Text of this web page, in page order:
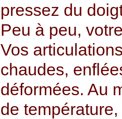
pressez du
Peu à peu,
Vos
chaudes,
déformées. Au
de